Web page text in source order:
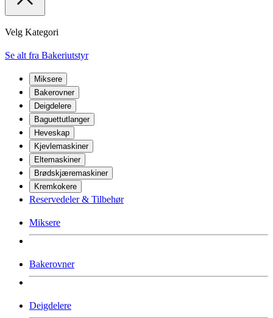
Velg Kategori
Se alt fra Bakeriutstyr
Miksere
Bakerovner
Deigdelere
Baguettutlanger
Heveskap
Kjevlemaskiner
Eltemaskiner
Brødskjæremaskiner
Kremkokere
Reservedeler & Tilbehør
Miksere
Bakerovner
Deigdelere